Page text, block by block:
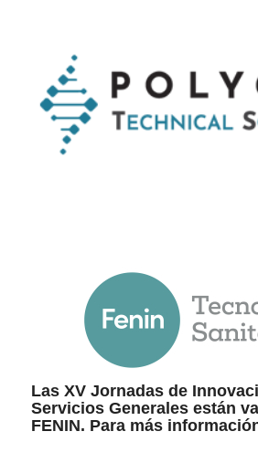
Las XV Jornadas de
Servicios Generales están
FENIN. Para más